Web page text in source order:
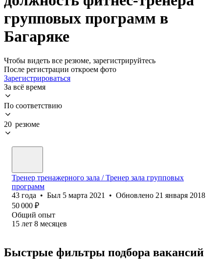
групповых программ в
Багаряке
Чтобы видеть все резюме, зарегистрируйтесь
После регистрации откроем фото
Зарегистрироваться
За всё время
По соответствию
20 резюме
Тренер тренажерного зала / Тренер зала групповых
программ
43 года • Был 5 марта 2021 • Обновлено 21 января 2018
50 000 ₽
Общий опыт
15 лет 8 месяцев
Быстрые фильтры подбора вакансий